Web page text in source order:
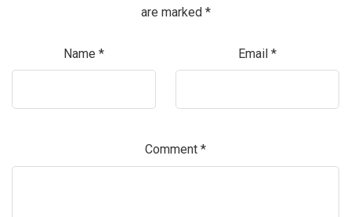
are marked *
Name * Email *
Comment *